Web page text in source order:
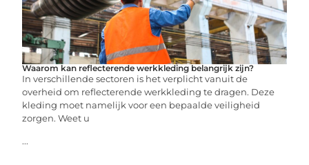
Waarom kan reflecterende werkkleding belangrijk zijn?
In verschillende sectoren is het verplicht vanuit de
overheid om reflecterende werkkleding te dragen. Deze
kleding moet namelijk voor een bepaalde veiligheid
zorgen. Weet u
...